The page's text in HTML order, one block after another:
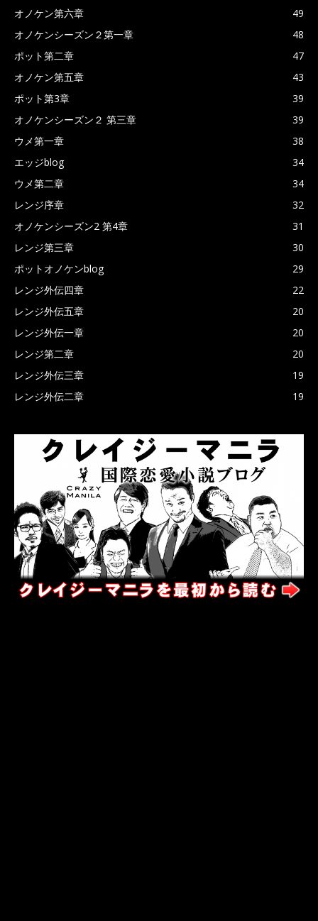
オノケン第六章
49
オノケンシーズン２第一章
48
ポット第二章
47
オノケン第五章
43
ポット第3章
39
オノケンシーズン２ 第三章
39
ウメ第一章
38
エッジblog
34
ウメ第二章
34
レンジ序章
32
オノケンシーズン2 第4章
31
レンジ第三章
30
ポットオノケンblog
29
レンジ外伝四章
22
レンジ外伝五章
20
レンジ外伝一章
20
レンジ第二章
20
レンジ外伝三章
19
レンジ外伝二章
19